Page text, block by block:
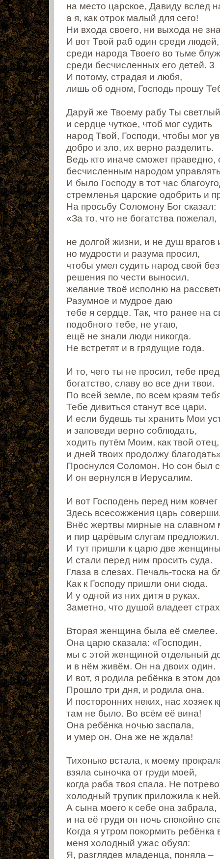
на место царское, Давиду вслед
а я, как отрок малый для сего!
Ни входа своего, ни выхода не
И вот Твой раб один среди людей,
среди народа Твоего во тьме
среди бесчисленных его детей. 3
И потому, страдая и любя,
лишь об одном, Господь прошу
Даруй же Твоему рабу Ты
и сердце чуткое, чтоб мог судить
народ Твой, Господи, чтобы мог
добро и зло, их верно разделить.
Ведь кто иначе сможет праведно,
бесчисленным народом
И было Господу в тот час
стремленья царские одобрить и
На просьбу Соломону Бог сказал:
«За то, что не богатства пожелал,
не долгой жизни, и не душ врагов
но мудрости и разума просил,
чтобы умел судить народ свой
решения по чести выносил,
желание твоё исполню на
Разумное и мудрое даю
тебе я сердце. Так, что ранее на
подобного тебе, не утаю,
ещё не знали люди никогда.
Не встретят и в грядущие года.
И то, чего ты не просил, тебе
богатство, славу во все дни твои.
По всей земле, по всем краям
Тебе дивиться станут все цари.
И если будешь ты хранить Мои
и заповеди верно соблюдать,
ходить путём Моим, как твой
и дней твоих продолжу
Проснулся Соломон. Но сон был
И он вернулся в Иерусалим.
И вот Господень перед ним ковчег
Здесь всесожжения царь
Внёс жертвы мирные на славном
и пир царёвым слугам предложил.
И тут пришли к царю две
И стали перед ним просить суда.
Глаза в слезах. Печаль-тоска на
Как к Господу пришли они сюда.
И у одной из них дитя в руках.
Заметно, что душой владеет
Вторая женщина была её смелее.
Она царю сказала: «Господин,
мы с этой женщиной отдельный
и в нём живём. Он на двоих один.
И вот, я родила ребёнка в этом
Прошло три дня, и родила она.
И посторонних неких, нас хозяек
там не было. Во всём её вина!
Она ребёнка ночью заспала,
и умер он. Она же не ждала!
Тихонько встала, к моему
взяла сыночка от груди моей,
когда раба твоя спала. Не
холодный трупик приложила к
А сына моего к себе она забрала,
и на её груди он ночь спокойно
Когда я утром покормить ребёнка
меня холодный ужас обуял:
Я, разглядев младенца, поняла –